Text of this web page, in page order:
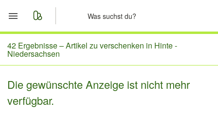
Start
Merkliste
Nachrichten
42 Ergebnisse –Artikel zu verschenken in Hinte -
Niedersachsen
Die gewünschte Anzeige ist nicht mehr
verfügbar.